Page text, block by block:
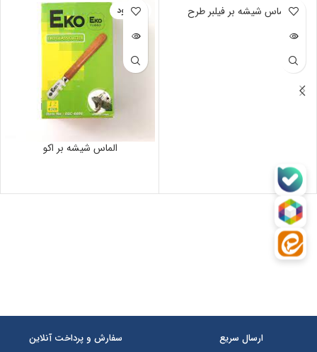
ناموجودالماس شیشه بر فیلبر طرح ناموجود
الماس شیشه بر اکو
ارسال سریع سفارش و پرداخت آنلاین